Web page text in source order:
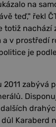
na
teď," řekl
totiž nachází
v prostředí
je
2011 zabývá
Karaberd